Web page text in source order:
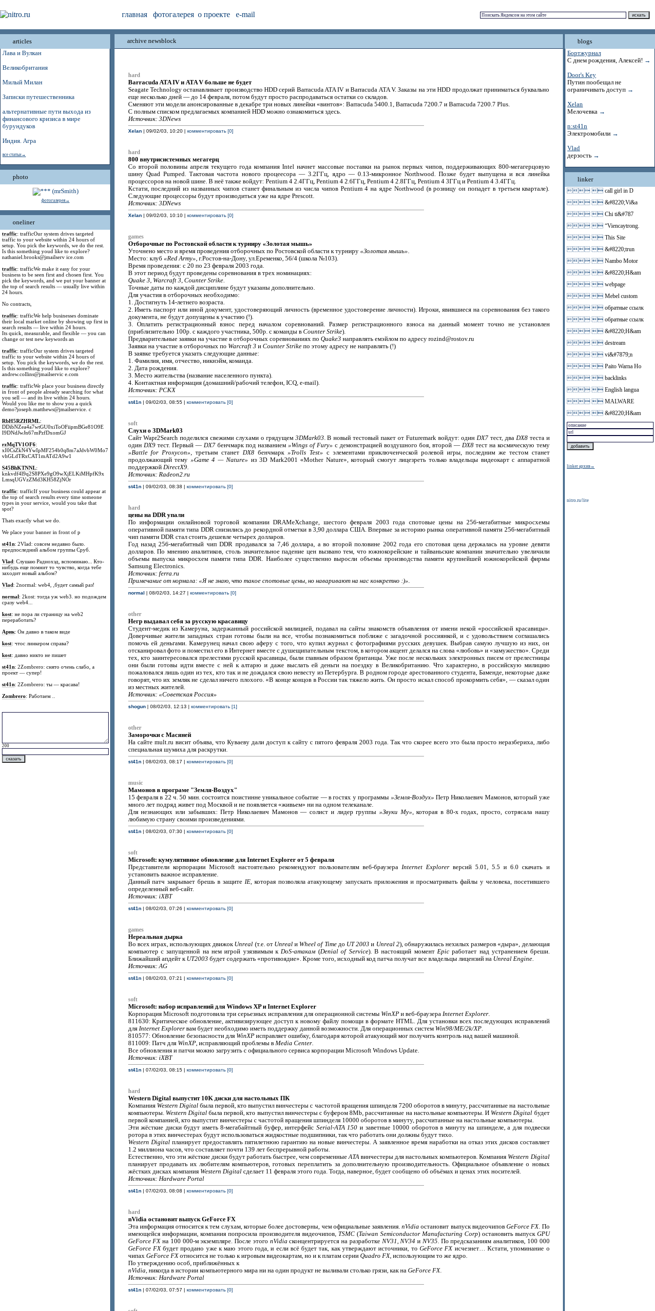
главная фотогалерея о проекте e-mail
articles
Лава и Вулкан
Великобритания
Милый Милан
Записки путешественника
альтернативные пути выхода из
финансового кризиса в мире
бурундуков
Индия. Агра
все статьи→
photo
фотогалерея→
oneliner
traffic: trafficOur system drives targeted
traffic to your website within 24 hours of
setup. You pick the keywords, we do the rest.
Is this something youd like to explore?
nathaniel.brooks@jmailserv ice.com
traffic: trafficWe make it easy for your
business to be seen first and chosen first. You
pick the keywords, and we put your banner at
the top of search results — usually live within
24 hours.
No contracts,
traffic: trafficWe help businesses dominate
their local market online by showing up first in
search results — live within 24 hours.
Its quick, measurable, and flexible — you can
change or test new keywords an
traffic: trafficOur system drives targeted
traffic to your website within 24 hours of
setup. You pick the keywords, we do the rest.
Is this something youd like to explore?
andrew.collins@jmailservic e.com
traffic: trafficWe place your business directly
in front of people already searching for what
you sell — and its live within 24 hours.
Would you like me to show you a quick
demo?joseph.matthews@jmailservice. c
RbH5RZHRML:
DDibNZea4a7wtGU0xiToOFiipmBGe81O9E
I9DNdJwJn67mPzfDxomGJ
rzMqTV1OF6:
xI0CsZkN4YwIpMF254b0q8m7aJdvbW0Mo7
vhGLdTRxCAT1mATd2A9w1
S45BhKTNNL:
knkvdf4l9q2S8PXe9gO9wXjELKiMHpfK9x
LmsqUGVzZMd3KH58ZjNOr
traffic: trafficIf your business could appear at
the top of search results every time someone
types in your service, would you take that
spot?
Thats exactly what we do.
We place your banner in front of p
st41n: 2Vlad: совсем недавно было.
предпоследний альбом группы Сруб.
Vlad: Слушаю Радиохэд, вспоминаю... Кто-
нибудь еще помнит то чувство, когда тебе
заходит новый альбом?
Vlad: 2normal: web4, ,будет самый раз!
normal: 2kost: тогда уж web3. но подождем
сразу web4...
kost: не пора ли страницу на web2
переработать?
Арик: Он давно в таком виде
kost: чтос линкером справа?
kost: давно никто не пишет
st41n: 2Zombrero: снято очень слабо, а
проект — супер!
st41n: 2Zombrero: ты — красава!
Zombrero: Работаем ..
200
archive newsblock
hard
Barracuda ATA IV и ATA V больше не будет
Seagate Technology останавливает производство HDD серий Barracuda ATA IV и Barracuda ATA V. Заказы на эти HDD продолжат приниматься буквально
еще несколько дней — до 14 февраля, потом будут просто распродаваться остатки со складов.
Сменяют эти модели анонсированные в декабре три новых линейки «винтов»: Barracuda 5400.1, Barracuda 7200.7 и Barracuda 7200.7 Plus.
С полным списком предлагаемых компанией HDD можно ознакомиться здесь.
Источник: 3DNews
Xelan| 09/02/03, 10:20 | комментировать [0]
hard
800 внутрисистемных мегагерц
Cо второй половины апреля текущего года компания Intel начнет массовые поставки на рынок первых чипов, поддерживающих 800-мегагерцовую
шину Quad Pumped. Тактовая частота нового процеесора — 3.2ГГц, ядро — 0.13-микронное Northwood. Позже будет выпущена и вся линейка
процессоров на новой шине. В неё также войдут: Pentium 4 2.4ГГц, Pentium 4 2.6ГГц, Pentium 4 2.8ГГц, Pentium 4 3ГГц и Pentium 4 3.4ГГц.
Кстати, последний из названных чипов станет финальным из числа чипов Pentium 4 на ядре Northwood (в розницу он попадет в третьем квартале).
Следующие процессоры будут производиться уже на ядре Prescott.
Источник: 3DNews
Xelan| 09/02/03, 10:10 | комментировать [0]
games
Отборочные по Ростовской области к турниру «Золотая мышь»
Уточнено место и время проведения отборочных по Ростовской области к турниру «Золотая мышь».
Место: клуб «Red Army», г.Ростов-на-Дону, ул.Еременко, 56/4 (школа №103).
Время проведения: с 20 по 23 февраля 2003 года.
В этот период будут проведены соревнования в трех номинациях:
Quake 3, Warcraft 3, Counter Strike.
Точные даты по каждой дисциплине будут указаны дополнительно.
Для участия в отборочных необходимо:
1. Достигнуть 14-летнего возраста.
2. Иметь паспорт или иной документ, удостоверяющий личность (временное удостоверение личности). Игроки, явившиеся на соревнования без такого
документа, не будут допущены к участию (!).
3. Оплатить регистрационный взнос перед началом соревнований. Размер регистрационного взноса на данный момент точно не установлен
(приблизительно 100р. с каждого участника, 500р. с команды в Counter Strike).
Предварительные заявки на участие в отборочных соревнованиях по Quake3 направлять емэйлом по адресу rozind@rostov.ru
Заявки на участие в отборочных по Warcraft 3 и Counter Strikeпо этому адресу не направлять (!)
В заявке требуется указать следующие данные:
1. Фамилия, имя, отчество, никнэйм, команда.
2. Дата рождения.
3. Место жительства (название населенного пункта).
4. Контактная информация (домашний/рабочий телефон, ICQ, e-mail).
Источник: РСКХ
st41n| 09/02/03, 08:55 | комментировать [0]
soft
Слухи о 3DMark03
Сайт Wapr2Search поделился свежими слухами о грядущем 3DMark03. В новый тестовый пакет от Futuremark войдут: одинDX7 тест, два DX8теста и
один DX9тест. Первый — DX7бенчмарк под названием »Wings of Fury» с демонстрацией воздушного боя, второй —DX8 тест на космическую тему
»Battle for Proxycon», третьим станетDX8 бенчмарк»Trolls Test» с элементами приключенческой ролевой игры, последним же тестом станет
продолжающий тему »Game 4 — Nature» из 3D Mark2001 «Mother Nature», который смогут лицезреть только владельцы видеокарт с аппаратной
поддержкой DirectX9.
Источник: Radeon2.ru
st41n| 09/02/03, 08:38 | комментировать [0]
hard
цены на DDR упали
По информации онлайновой торговой компании DRAMeXchange, шестого февраля 2003 года спотовые цены на 256-мегабитные микросхемы
оперативной памяти типа DDR снизились до рекордной отметки в 3,90 доллара США. Впервые за историю рынка оперативной памяти 256-мегабитный
чип памяти DDR стал стоить дешевле четырех долларов.
Год назад 256-мегабитный чип DDR продавался за 7,46 доллара, а во второй половине 2002 года его спотовая цена держалась на уровне девяти
долларов. По мнению аналитиков, столь значительное падение цен вызвано тем, что южнокорейские и тайваньские компании значительно увеличили
объемы выпуска микросхем памяти типа DDR. Наиболее существенно выросли объемы производства памяти крупнейшей южнокорейской фирмы
Samsung Electronics.
Источник: ferra.ru
Примечание от нормала: «Я не знаю, что такое спотовые цены, но наваривают на нас конкретно :)».
normal | 08/02/03, 14:27 | комментировать [0]
other
Негр выдавал себя за русскую красавицу
Студент-медик из Камеруна, задержанный российской милицией, подавал на сайты знакомств объявления от имени некой «российской красавицы».
Доверчивые жители западных стран готовы были на все, чтобы познакомиться поближе с загадочной россиянкой, и с удовольствием соглашались
помочь ей деньгами. Камерунец начал свою аферу с того, что купил журнал с фотографиями русских девушек. Выбрав самую лучшую из них, он
отсканировал фото и поместил его в Интернет вместе с душещипательным текстом, в котором акцент делался на слова «любовь» и «замужество». Среди
тех, кто заинтересовался прелестями русской красавицы, были главным образом британцы. Уже после нескольких электронных писем от прелестницы
они были готовы идти вместе с ней к алтарю и даже выслать ей деньги на поездку в Великобританию. Что характерно, в российскую милицию
пожаловался лишь один из тех, кто так и не дождался свою невесту из Петербурга. В родном городе арестованного студента, Баменде, некоторые даже
говорят, что их земляк не сделал ничего плохого. «В конце концов в России так тяжело жить. Он просто искал способ прокормить себя», — сказал один
из местных жителей.
Источник: «Советская Россия»
shogun| 08/02/03, 12:13 | комментировать [1]
other
Заморочки с Масяней
На сайте mult.ru висит объява, что Куваеву дали доступ к сайту с пятого февраля 2003 года. Так что скорее всего это была просто неразбериха, либо
специальная шумиха для раскрутки.
st41n| 08/02/03, 08:17 | комментировать [0]
music
Мамонов в програме "Земля-Воздух"
15 февраля в 22 ч. 50 мин. состоится поистинне уникальное событие — в гостях у программы »Земля-Воздух» Петр Николаевич Мамонов, который уже
много лет подряд живет под Москвой и не появляется «живьем» ни на одном телеканале.
Для незнающих или забывших: Петр Николаевич Мамонов — солист и лидер группы »Звуки Му», которая в 80-х годах, просто, сотрясала нашу
любимую страну своими произведениями.
st41n| 08/02/03, 07:30 | комментировать [0]
soft
Microsoft: кумулятивное обновление для Internet Explorer от 5 февраля
Представители корпорации Microsoft настоятельно рекомендуют пользователям веб-браузера Internet Explorer версий 5.01, 5.5 и 6.0 скачать и
установить важное исправление.
Данный патч закрывает брешь в защите IE, которая позволяла атакующему запускать приложения и просматривать файлы у человека, посетившего
определенный веб-сайт.
Источник: iXBT
st41n| 08/02/03, 07:26 | комментировать [0]
games
Нереальная дырка
Во всех играх, использующих движок Unreal (т.е. от Unrealи Wheel of Timeдо UT 2003 и Unreal 2), обнаружилась нехилых размеров «дыра», делающая
компьютер с запущенной на нем игрой узязвимым кDoS-атакам (Denial of Service). В настоящий моментEpic работает над устранением бреши.
Ближайший апдейт к UT2003 будет содержать «противоядие». Кроме того, исходный код патча получат все владельцы лицензий на Unreal Engine.
Источник: AG
st41n| 08/02/03, 07:21 | комментировать [0]
soft
Microsoft: набор исправлений для Windows XP и Internet Explorer
Корпорация Microsoft подготовила три серьезных исправления для операционной системы WinXPи веб-браузера Internet Explorer.
811630: Критическое обновление, активизирующее доступ к новому файлу помощи в формате HTML. Для установки всех последующих исправлений
для Internet Explorerвам будет необходимо иметь поддержку данной возможности. Для операционных систем Win98/ME/2k/XP.
810577: Обновление безопасности для WinXPисправляет ошибку, благодаря которой атакующий мог получить контроль над вашей машиной.
811009: Патч для WinXP, исправляющий проблемы в Media Center.
Все обновления и патчи можно загрузить с официального сервиса корпорации Microsoft Windows Update.
Источник: iXBT
st41n| 07/02/03, 08:15 | комментировать [0]
hard
Western Digital выпустит 10K диски для настольных ПК
Компания Western Digitalбыла первой, кто выпустил винчестеры с частотой вращения шпинделя 7200 оборотов в минуту, рассчитанные на настольные
компьютеры. Western Digitalбыла первой, кто выпустил винчестеры с буфером 8Mb, рассчитанные на настольные компьютеры. И Western Digital будет
первой компанией, кто выпустит винчестеры с частотой вращения шпинделя 10000 оборотов в минуту, рассчитанные на настольные компьютеры.
Эти жёсткие диски будут иметь 8-мегабайтный буфер, интерфейс Serial-ATA 150 и заветные 10000 оборотов в минуту на шпинделе, а для подвески
ротора в этих винчестерах будут использоваться жидкостные подшипники, так что работать они должны будут тихо.
Western Digitalпланирует предоставлять пятилетнюю гарантию на новые винчестеры. А заявленное время наработки на отказ этих дисков составляет
1.2 миллиона часов, что составляет почти 139 лет беспрерывной работы.
Естественно, что эти жёсткие диски будут работать быстрее, чем современныеATA винчестеры для настольных компьютеров. Компания Western Digital
планирует продавать их любителям компьютеров, готовых переплатить за дополнительную производительность. Официальное объявление о новых
жёстких дисках компания Western Digitalсделает 11 февраля этого года. Тогда, наверное, будет сообщено об объёмах и ценах этих носителей.
Источник: Hardware Portal
st41n| 07/02/03, 08:08 | комментировать [0]
hard
nVidia остановит выпуск GeForce FX
Эта информация относится к тем слухам, которые более достоверны, чем официальные заявления.nVidia остановит выпуск видеочиповGeForce FX. По
имеющейся информации, компания попросила производителя видеочипов, TSMC(Taiwan Semiconductor Manufacturing Corp) остановить выпуск GPU
GeForce FXна 100 000-м экземпляре. После этого nVidia сконцентрируется на разработке NV31,NV34 и NV35. По предсказаниям аналитиков, 100 000
GeForce FXбудет продано уже к маю этого года, и если всё будет так, как утверждают источники, то GeForce FXисчезнет… Кстати, упоминание о
чипах GeForce FXотносится не только к игровым видеокартам, но и к платам серии Quadro FX, использующим то же ядро.
По утверждению особ, приближённых к
nVidia, никогда в истории компьютерного мира ни на один продукт не выливали столько грязи, как на GeForce FX.
Источник: Hardware Portal
st41n| 07/02/03, 07:57 | комментировать [0]
blogs
Бортжурнал
С днем рождения, Алексей! →
Door's Key
Путин пообещал не
ограничивать доступ →
Xelan
Мелочевка →
n:st41n
Электромобили →
Vlad
дерзость →
linker
  call girl in D
  &#8220;Vi&a
  Chi ti&#787
  “Viencaytrong.
  This Site
  &#8220;trun
  Nambo Motor
  &#8220;H&am
  webpage
  Mebel custom
  обратные ссылк
  обратные ссылк
  &#8220;H&am
  destream
  vi&#7879;n
  Paito Warna Ho
  backlinks
  English langua
  MALWARE
  &#8220;H&am
linker архив→
nitro.ru/lite